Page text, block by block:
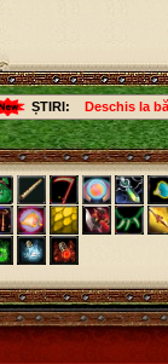
ȘTIRI: Deschis la